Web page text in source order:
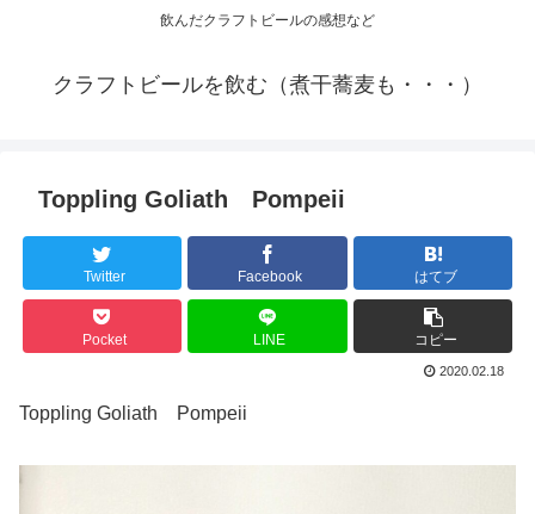
飲んだクラフトビールの感想など
クラフトビールを飲む（煮干蕎麦も・・・）
Toppling Goliath Pompeii
Twitter Facebook はてブ
Pocket LINE コピー
2020.02.18
Toppling Goliath Pompeii